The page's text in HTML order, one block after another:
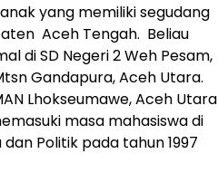
yang memiliki segudang
Aceh Tengah. Beliau
di SD Negeri 2 Weh Pesam,
Gandapura, Aceh Utara.
Lhokseumawe, Aceh Utara
masa mahasiswa di
Politik pada tahun 1997